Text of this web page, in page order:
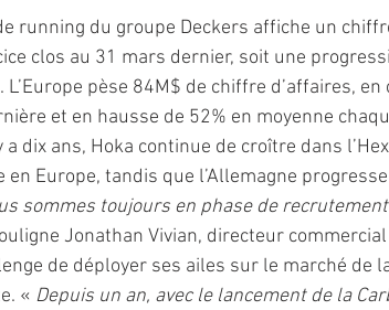
running du groupe Deckers affiche un
clos au 31 mars dernier, soit une
pèse 84M$ de chiffre d’affaires,
et en hausse de 52% en moyenne
a dix ans, Hoka continue de croître dans
Europe, tandis que l’Allemagne
sommes toujours en phase de
Jonathan Vivian, directeur
de déployer ses ailes sur le marché de
« Depuis un an, avec le lancement de la